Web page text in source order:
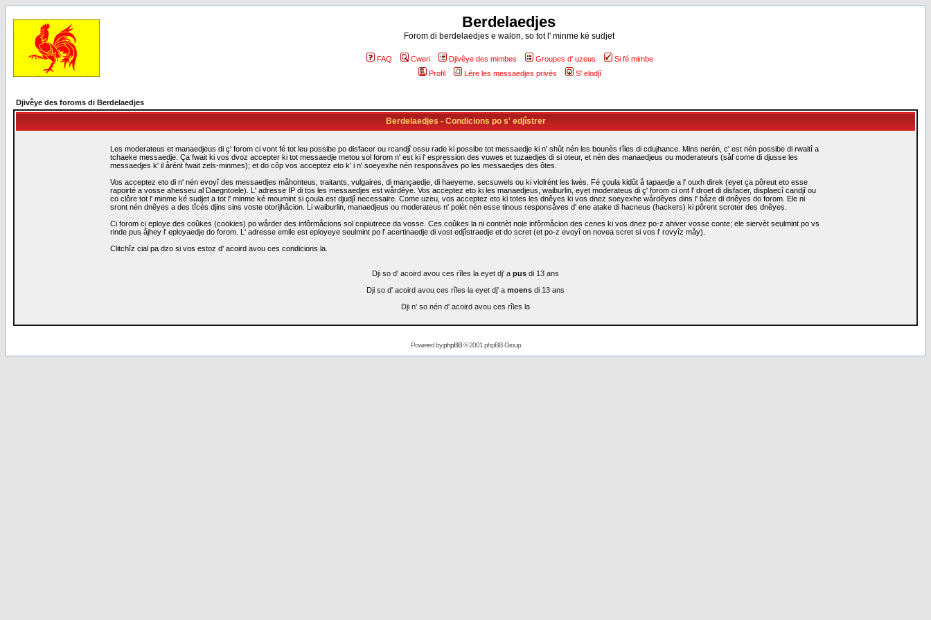
Berdelaedjes
Forom di berdelaedjes e walon, so tot l' minme ké sudjet
FAQ Cweri Djivêye des mimbes Groupes d' uzeus
Si fé mimbe
Profil
Lére les messaedjes privés S' elodjî
Djivêye des foroms di Berdelaedjes
Berdelaedjes - Condicions po s' edjîstrer
Les moderateus et manaedjeus di ç' forom ci vont fé tot leu possibe po disfacer ou rcandjî ossu rade ki possibe tot messaedje ki n' shût nén les bounès rîles di cdujhance. Mins nerén, c' est nén possibe di rwaitî a
tchaeke messaedje. Ça fwait ki vos dvoz accepter ki tot messaedje metou sol forom n' est ki l' espression des vuwes et tuzaedjes di si oteur, et nén des manaedjeus ou moderateurs (såf come di djusse les
messaedjes k' il årént fwait zels-minmes); et do côp vos acceptez eto k' i n' soeyexhe nén responsåves po les messaedjes des ôtes.
Vos acceptez eto di n' nén evoyî des messaedjes måhonteus, traitants, vulgaires, di mançaedje, di haeyeme, secsuwels ou ki violrént les lwès. Fé çoula kidût å tapaedje a l' ouxh direk (eyet ça pôreut eto esse
rapoirté a vosse ahesseu al Daegntoele). L' adresse IP di tos les messaedjes est wårdêye. Vos acceptez eto ki les manaedjeus, waiburlin, eyet moderateus di ç' forom ci ont l' droet di disfacer, displaecî candjî ou
co clôre tot l' minme ké sudjet a tot l' minme ké moumint si çoula est djudjî necessaire. Come uzeu, vos acceptez eto ki totes les dnêyes ki vos dnez soeyexhe wårdêyes dins l' båze di dnêyes do forom. Ele ni
sront nén dnêyes a des tîcès djins sins voste otorijhåcion. Li waiburlin, manaedjeus ou moderateus n' polèt nén esse tinous responsåves d' ene atake di hacneus (hackers) ki pôrent scroter des dnêyes.
Ci forom ci eploye des coûkes (cookies) po wårder des infôrmåcions sol copiutrece da vosse. Ces coûkes la ni contnèt nole infôrmåcion des cenes ki vos dnez po-z ahiver vosse conte; ele siervèt seulmint po vs
rinde pus åjhey l' eployaedje do forom. L' adresse emile est eployeye seulmint po l' acertinaedje di vost edjîstraedje et do scret (et po-z evoyî on novea scret si vos l' rovyîz måy).
Clitchîz cial pa dzo si vos estoz d' acoird avou ces condicions la.
Dji so d' acoird avou ces rîles la eyet dj' a pus di 13 ans
Dji so d' acoird avou ces rîles la eyet dj' a moens di 13 ans
Dji n' so nén d' acoird avou ces rîles la
Powered byphpBB© 2001 phpBB Group